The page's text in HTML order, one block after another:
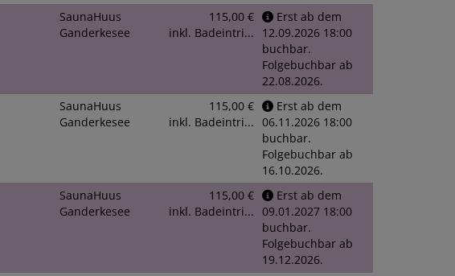
SaunaHuus
Ganderkesee
115,00 €
inkl. Badeintri...
Erst ab dem
12.09.2026 18:00
buchbar.
Folgebuchbar ab
22.08.2026.
SaunaHuus
Ganderkesee
115,00 €
inkl. Badeintri...
Erst ab dem
06.11.2026 18:00
buchbar.
Folgebuchbar ab
16.10.2026.
SaunaHuus
Ganderkesee
115,00 €
inkl. Badeintri...
Erst ab dem
09.01.2027 18:00
buchbar.
Folgebuchbar ab
19.12.2026.